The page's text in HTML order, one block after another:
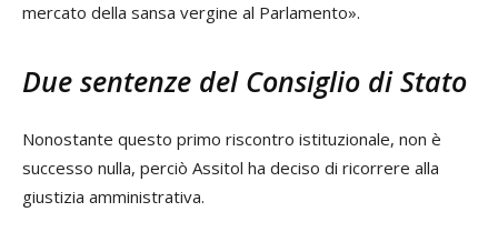
mercato della sansa vergine al Parlamento».
Due sentenze del Consiglio di Stato
Nonostante questo primo riscontro istituzionale, non è
successo nulla, perciò Assitol ha deciso di ricorrere alla
giustizia amministrativa.